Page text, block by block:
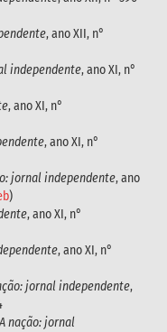
, ano XII, n°
independente, ano XI, n°
, ano XI, n°
, ano XI, n°
jornal independente, ano
)
, ano XI, n°
, ano XI, n°
jornal independente,
A nação: jornal